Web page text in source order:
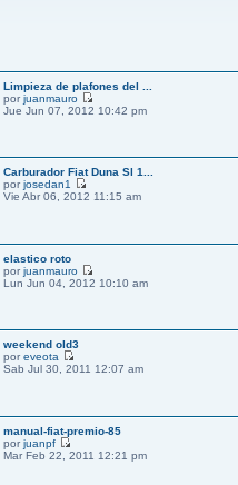
Limpieza de plafones del ...
por juanmauro
Jue Jun 07, 2012 10:42 pm
Carburador Fiat Duna Sl 1...
por josedan1
Vie Abr 06, 2012 11:15 am
elastico roto
por juanmauro
Lun Jun 04, 2012 10:10 am
weekend old3
por eveota
Sab Jul 30, 2011 12:07 am
manual-fiat-premio-85
por juanpf
Mar Feb 22, 2011 12:21 pm